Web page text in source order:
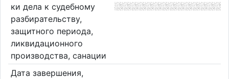
ки дела к судебному
разбирательству,
защитного периода,
ликвидационного
производства, санации
Дата завершения,